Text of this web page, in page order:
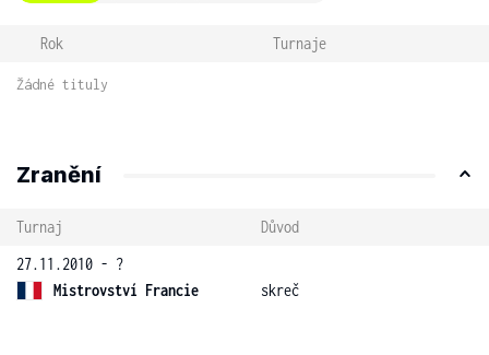
Rok Turnaje
Žádné tituly
Zranění
Turnaj
Důvod
27.11.2010 - ?
Mistrovství Francie
skreč